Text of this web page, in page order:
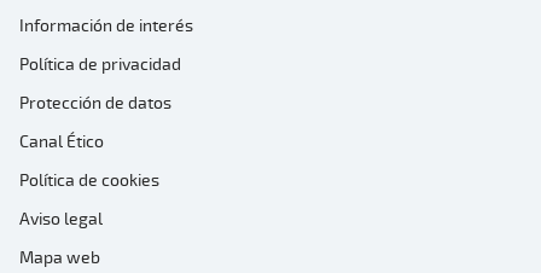
Información de interés
Política de privacidad
Protección de datos
Canal Ético
Política de cookies
Aviso legal
Mapa web